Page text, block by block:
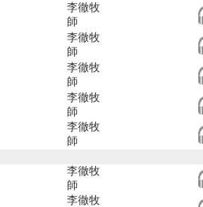
李徹牧
師
李徹牧
師
李徹牧
師
李徹牧
師
李徹牧
師
李徹牧
師
李徹牧